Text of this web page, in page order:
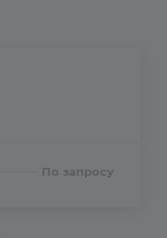
По запросу